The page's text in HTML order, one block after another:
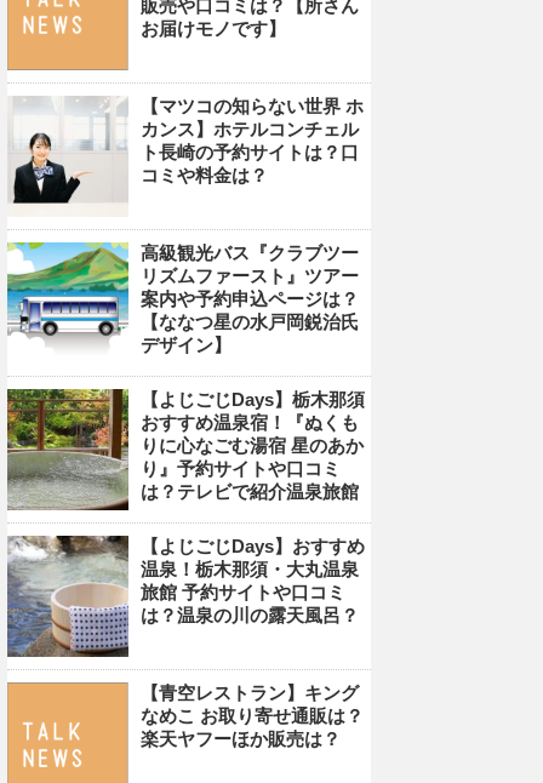
販売や口コミは？【所さん
お届けモノです】
【マツコの知らない世界 ホ
カンス】ホテルコンチェル
ト長崎の予約サイトは？口
コミや料金は？
高級観光バス『クラブツー
リズムファースト』ツアー
案内や予約申込ページは？
【ななつ星の水戸岡鋭治氏
デザイン】
【よじごじDays】栃木那須
おすすめ温泉宿！『ぬくも
りに心なごむ湯宿 星のあか
り』予約サイトや口コミ
は？テレビで紹介温泉旅館
【よじごじDays】おすすめ
温泉！栃木那須・大丸温泉
旅館 予約サイトや口コミ
は？温泉の川の露天風呂？
【青空レストラン】キング
なめこ お取り寄せ通販は？
楽天ヤフーほか販売は？